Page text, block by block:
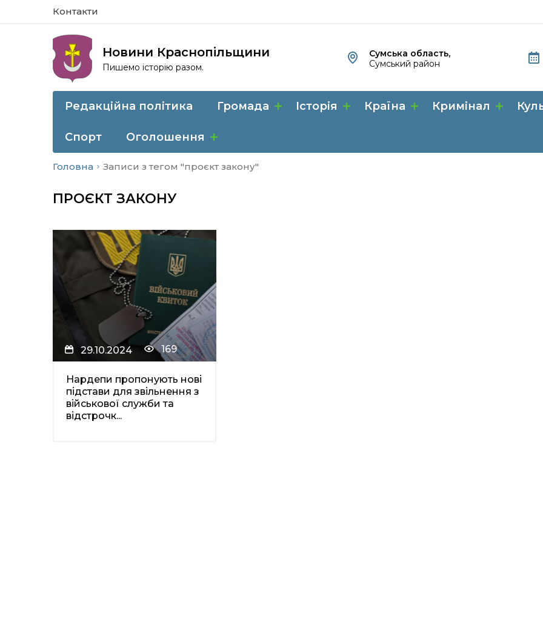
Контакти
Новини Краснопільщини
Пишемо історію разом.
Сумська область,
Сумський район
Редакційна політика Громада Історія Країна Кримінал
Спорт Оголошення
Головна Записи з тегом "проєкт закону"
ПРОЄКТ ЗАКОНУ
29.10.2024 169
Нардепи пропонують нові
підстави для звільнення з
військової служби та
відстрочк...